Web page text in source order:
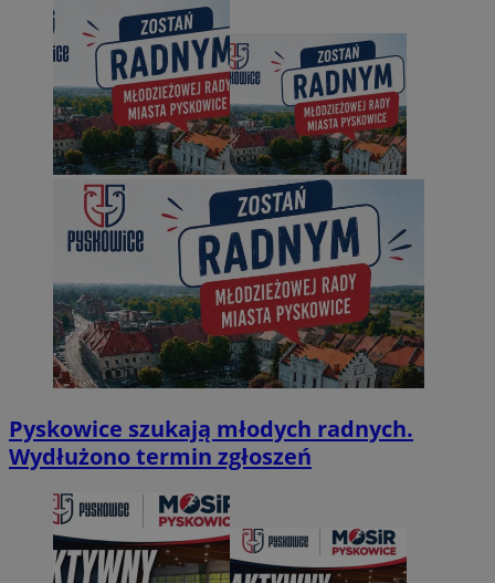
Pyskowice szukają młodych radnych.
Wydłużono termin zgłoszeń